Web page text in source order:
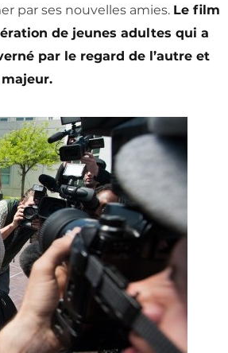
par ses nouvelles amies. Le film
de jeunes adultes qui a
par le regard de l’autre et